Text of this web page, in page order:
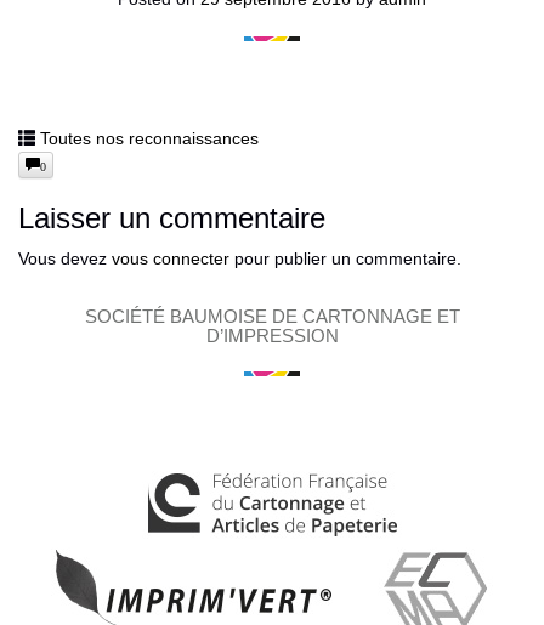
Toutes nos reconnaissances
0
Laisser un commentaire
Vous devez vous connecter pour publier un commentaire.
SOCIÉTÉ BAUMOISE DE CARTONNAGE ET
D’IMPRESSION